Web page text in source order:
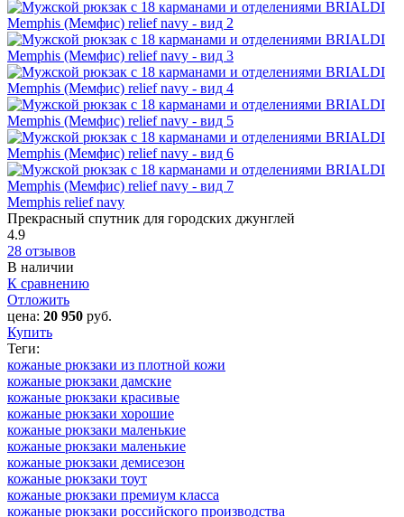
Memphis relief navy
Прекрасный спутник для городских джунглей
4.9
28 отзывов
В наличии
К сравнению
Отложить
цена: 20 950 руб.
Купить
Теги:
кожаные рюкзаки из плотной кожи
кожаные рюкзаки дамские
кожаные рюкзаки красивые
кожаные рюкзаки хорошие
кожаные рюкзаки маленькие
кожаные рюкзаки маленькие
кожаные рюкзаки демисезон
кожаные рюкзаки тоут
кожаные рюкзаки премиум класса
кожаные рюкзаки российского производства